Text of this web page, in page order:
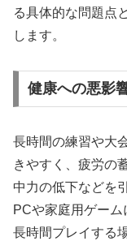
る具体的な問題点
します。
健康への悪影
長時間の練習や大
きやすく、疲労の
中力の低下などを
PCや家庭用ゲー
長時間プレイする